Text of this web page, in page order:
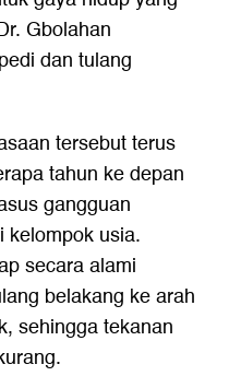
Gbolahan
dan tulang
tersebut terus
tahun ke depan
gangguan
kelompok usia.
secara alami
belakang ke arah
sehingga tekanan